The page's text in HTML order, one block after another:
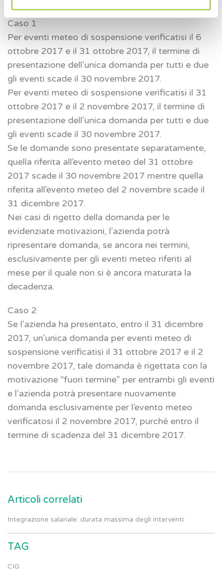
Caso 1
Per eventi meteo di sospensione verificatisi il 6
ottobre 2017 e il 31 ottobre 2017, il termine di
presentazione dell’unica domanda per tutti e due
gli eventi scade il 30 novembre 2017.
Per eventi meteo di sospensione verificatisi il 31
ottobre 2017 e il 2 novembre 2017, il termine di
presentazione dell’unica domanda per tutti e due
gli eventi scade il 30 novembre 2017.
Se le domande sono presentate separatamente,
quella riferita all’evento meteo del 31 ottobre
2017 scade il 30 novembre 2017 mentre quella
riferita all’evento meteo del 2 novembre scade il
31 dicembre 2017.
Nei casi di rigetto della domanda per le
evidenziate motivazioni, l’azienda potrà
ripresentare domanda, se ancora nei termini,
esclusivamente per gli eventi meteo riferiti al
mese per il quale non si è ancora maturata la
decadenza.
Caso 2
Se l’azienda ha presentato, entro il 31 dicembre
2017, un’unica domanda per eventi meteo di
sospensione verificatisi il 31 ottobre 2017 e il 2
novembre 2017, tale domanda è rigettata con la
motivazione “fuori termine” per entrambi gli eventi
e l’azienda potrà presentare nuovamente
domanda esclusivamente per l’evento meteo
verificatosi il 2 novembre 2017, purché entro il
termine di scadenza del 31 dicembre 2017.
Articoli correlati
Integrazione salariale: durata massima degli interventi
TAG
CIG